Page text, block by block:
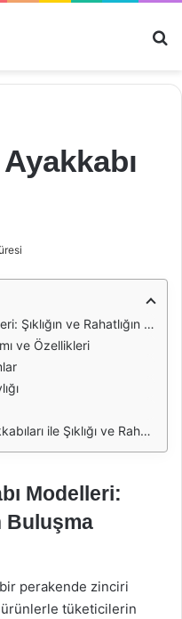
ve Rahatlığın Buluşma Noktası
ve Özellikleri
Şıklığı ve Rahatlığı Yakalayın
Modelleri:
Buluşma
perakende zinciri
tüketicilerin